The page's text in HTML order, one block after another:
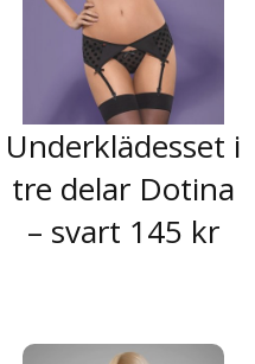
Underklädesset i
tre delar Dotina
– svart 145 kr